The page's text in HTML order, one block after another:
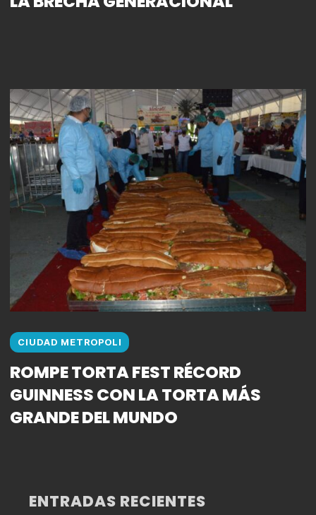
CIUDAD METROPOLI
ROMPE TORTA FEST RÉCORD
GUINNESS CON LA TORTA MÁS
GRANDE DEL MUNDO
ENTRADAS RECIENTES